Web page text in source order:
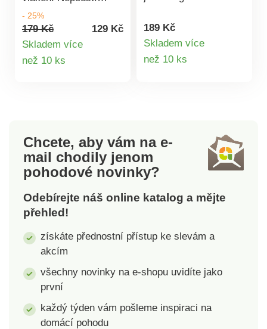
vlákna + antistatická.
Pevně zachytí prach.
Výsuvná pro úklid na
rozích. Vejde se do
MAGNET 3P.
- 25%
179 Kč
129 Kč
Skladem více
než 10 ks
koutech.
189 Kč
Skladem více
než 10 ks
Chcete, aby vám na e-
mail chodily jenom
pohodové novinky?
Odebírejte náš online katalog a mějte
přehled!
získáte přednostní přístup ke slevám a
akcím
všechny novinky na e-shopu uvidíte jako
první
každý týden vám pošleme inspiraci na
domácí pohodu